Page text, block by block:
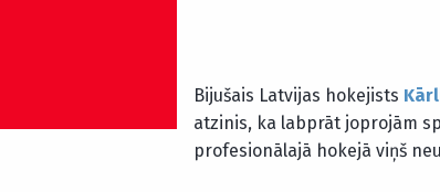
Bijušais Latvijas hokejists
atzinis, ka labprāt joprojām
profesionālajā hokejā viņš